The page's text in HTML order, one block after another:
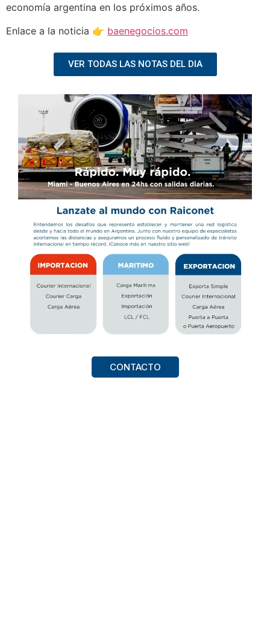
economía argentina en los próximos años.
Enlace a la noticia 👉 baenegocios.com
VER TODAS LAS NOTAS DEL DIA
CONTACTO